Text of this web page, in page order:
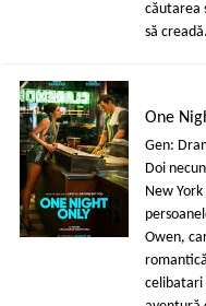
căutarea
să creadă.
One
Gen:
Doi
New
Owen,
celibatari